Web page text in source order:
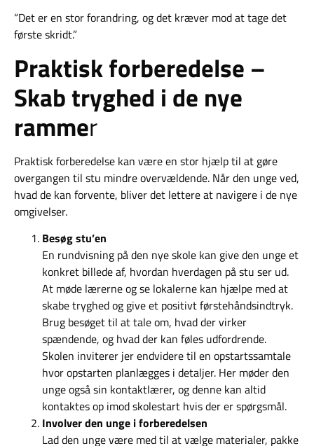
“Det er en stor forandring, og det kræver mod at tage det
første skridt.”
Praktisk forberedelse –
Skab tryghed i de nye
rammer
Praktisk forberedelse kan være en stor hjælp til at gøre
overgangen til stu mindre overvældende. Når den unge ved,
hvad de kan forvente, bliver det lettere at navigere i de nye
omgivelser.
Besøg stu’en
En rundvisning på den nye skole kan give den unge et
konkret billede af, hvordan hverdagen på stu ser ud.
At møde lærerne og se lokalerne kan hjælpe med at
skabe tryghed og give et positivt førstehåndsindtryk.
Brug besøget til at tale om, hvad der virker
spændende, og hvad der kan føles udfordrende.
Skolen inviterer jer endvidere til en opstartssamtale
hvor opstarten planlægges i detaljer. Her møder den
unge også sin kontaktlærer, og denne kan altid
kontaktes op imod skolestart hvis der er spørgsmål.
Involver den unge i forberedelsen
Lad den unge være med til at vælge materialer, pakke